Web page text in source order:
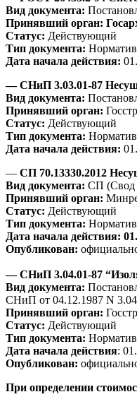
Вид документа:
Принявший орган:
Статус: Действующий
Тип документа:
Дата начала действия:
— СНиП 3.03.01-87
Вид документа:
Принявший орган:
Статус: Действующий
Тип документа:
Дата начала действия:
— СП 70.13330.2012
Вид документа: СП (Свод
Принявший орган:
Статус: Действующий
Тип документа:
Дата начала действия:
Опубликован:
— СНиП 3.04.01-87
Вид документа:
СНиП от 04.12.1987 N
Принявший орган:
Статус: Действующий
Тип документа:
Дата начала действия:
Опубликован:
При определении